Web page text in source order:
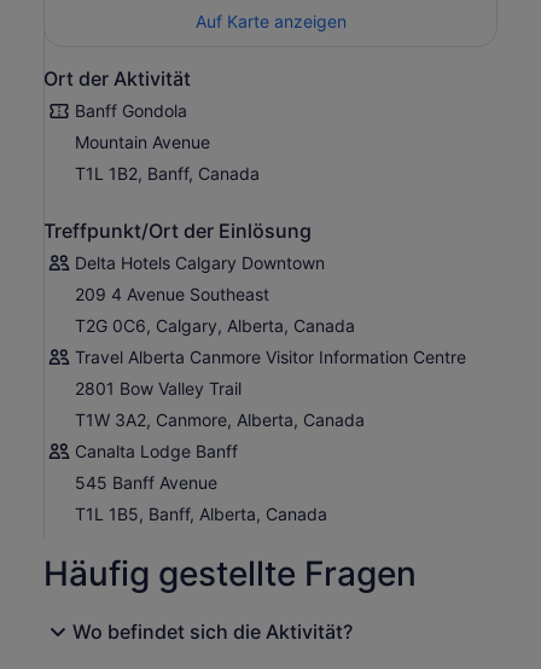
Auf Karte anzeigen
Ort der Aktivität
Banff Gondola
Mountain Avenue
T1L 1B2, Banff, Canada
Treffpunkt/Ort der Einlösung
Delta Hotels Calgary Downtown
209 4 Avenue Southeast
T2G 0C6, Calgary, Alberta, Canada
Travel Alberta Canmore Visitor Information Centre
2801 Bow Valley Trail
T1W 3A2, Canmore, Alberta, Canada
Canalta Lodge Banff
545 Banff Avenue
T1L 1B5, Banff, Alberta, Canada
Häufig gestellte Fragen
Wo befindet sich die Aktivität?